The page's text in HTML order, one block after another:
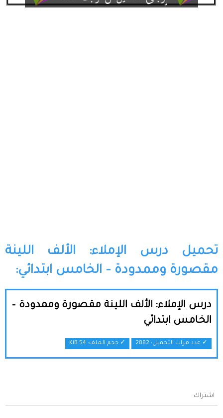
تحميل درس الإملاء: الألف اللينة
مقصورة وممدودة – الخامس ابتدائي:
درس الإملاء: الألف اللينة مقصورة وممدودة –
الخامس ابتدائي
✓ عدد مرات التحميل: 2882 ✓ حجم الملف: 54 KiB
اشتراك